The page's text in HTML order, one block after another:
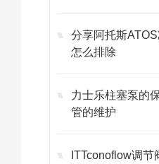
分享阿托斯
怎么排除
力士乐柱塞泵的
管的维护
ITTconoflow调